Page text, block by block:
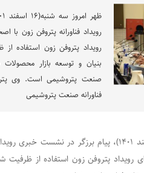
رویداد فناورانه پتروفن زون
رویداد پتروفن زون استفاده
بنیان و توسعه بازار
صنعت پتروشیمی است. وی
فناورانه صنعت پتروشیمی
ظهر امروز سه شنبه(۱۶ اسفند ۱۴٠۱)، پیام برزگر در
رویداد پتروفن زون استفاده از